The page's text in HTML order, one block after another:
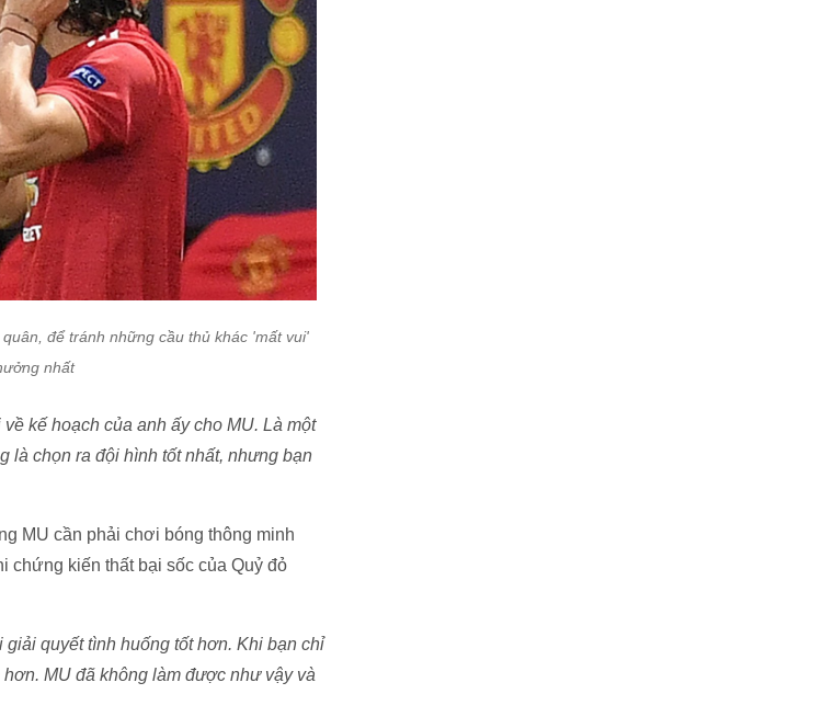
để tránh những cầu thủ khác 'mất vui'
nhất
kế hoạch của anh ấy cho MU. Là một
là chọn ra đội hình tốt nhất, nhưng bạn
MU cần phải chơi bóng thông minh
chứng kiến thất bại sốc của Quỷ đỏ
quyết tình huống tốt hơn. Khi bạn chỉ
MU đã không làm được như vậy và